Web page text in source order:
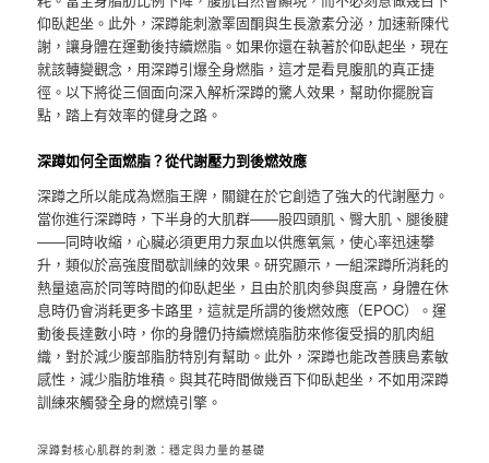
仰臥起坐。此外，深蹲能刺激睪固酮與生長激素分泌，加速新陳代
謝，讓身體在運動後持續燃脂。如果你還在執著於仰臥起坐，現在
就該轉變觀念，用深蹲引爆全身燃脂，這才是看見腹肌的真正捷
徑。以下將從三個面向深入解析深蹲的驚人效果，幫助你擺脫盲
點，踏上有效率的健身之路。
深蹲如何全面燃脂？從代謝壓力到後燃效應
深蹲之所以能成為燃脂王牌，關鍵在於它創造了強大的代謝壓力。
當你進行深蹲時，下半身的大肌群——股四頭肌、臀大肌、腿後腱
——同時收縮，心臟必須更用力泵血以供應氧氣，使心率迅速攀
升，類似於高強度間歇訓練的效果。研究顯示，一組深蹲所消耗的
熱量遠高於同等時間的仰臥起坐，且由於肌肉參與度高，身體在休
息時仍會消耗更多卡路里，這就是所謂的後燃效應（EPOC）。運
動後長達數小時，你的身體仍持續燃燒脂肪來修復受損的肌肉組
織，對於減少腹部脂肪特別有幫助。此外，深蹲也能改善胰島素敏
感性，減少脂肪堆積。與其花時間做幾百下仰臥起坐，不如用深蹲
訓練來觸發全身的燃燒引擎。
深蹲對核心肌群的刺激：穩定與力量的基礎